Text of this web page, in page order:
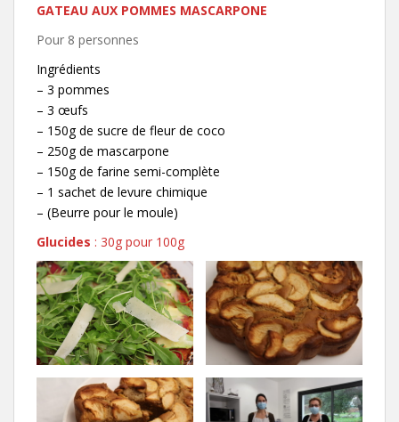
GATEAU AUX POMMES MASCARPONE
Pour 8 personnes
Ingrédients
– 3 pommes
– 3 œufs
– 150g de sucre de fleur de coco
– 250g de mascarpone
– 150g de farine semi-complète
– 1 sachet de levure chimique
– (Beurre pour le moule)
Glucides : 30g pour 100g